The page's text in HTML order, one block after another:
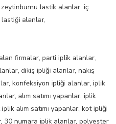
lastik alanlar, iç
lastiği alanlar,
firmalar, parti iplik alanlar,
dikiş ipliği alanlar, nakış
konfeksiyon ipliği alanlar, iplik
alım satımı yapanlar, iplik
alım satımı yapanlar, kot ipliği
30 numara iplik alanlar, polyester